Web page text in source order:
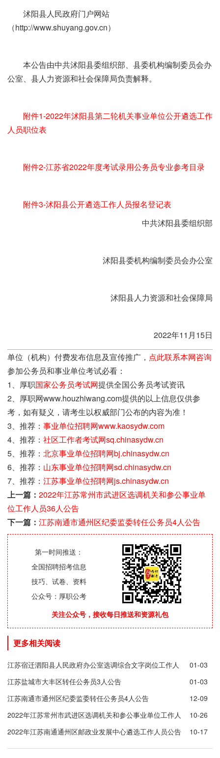
沭阳县人民政府门户网站
（http://www.shuyang.gov.cn）
本公告由中共沭阳县委组织部、县委机构编制委员会办
公室、县人力资源和社会保障局负责解释。
附件1-2022年沭阳县第二轮机关事业单位公开遴选工作
人员职位表
附件2-江苏省2022年度考试录用公务员专业参考目录
附件3-沭阳县公开遴选工作人员报名登记表
中共沭阳县委组织部
沭阳县委机构编制委员会办公室
沭阳县人力资源和社会保障局
2022年11月15日
单位（机构）付费发布信息及宣传推广， 点此联系本网咨询
参加公务员和事业单位考试必看：
1、厚职国家公务员考试网提供全国公务员考试资讯
2、厚职网www.houzhiwang.com提供的以上信息仅供参
考，如有疑义，请考生以权威部门公布的内容为准！
3、推荐： 事业单位招聘网www.kaosydw.com
4、推荐： 社区工作者考试网sq.chinasydw.cn
5、推荐： 北京事业单位招聘网bj.chinasydw.cn
6、推荐： 山东事业单位招聘网sd.chinasydw.cn
7、推荐： 江苏事业单位招聘网js.chinasydw.cn
上一篇： 2022年江苏常州市武进区选调机关和参公事业单
位工作人员36人公告
下一篇： 江苏南通市通州区纪委监委转任公务员4人公告
第一时间推送：
全国招聘招考信息
技巧、试卷、资料
公众号：厚职公考
关注公众号，接收每日推送和资源礼包
更多相关阅读
江苏宿迁泗阳县人民政府办公室选调综合文字岗位工作人
员公告
01-03
江苏盐城市大丰区转任公务员3人公告
01-03
江苏南通市通州区纪委监委转任公务员4人公告
12-09
2022年江苏常州市武进区选调机关和参公事业单位工作人
员36人公告
10-26
2022年江苏南通通州区邮政业发展中心遴选工作人员公告
10-17